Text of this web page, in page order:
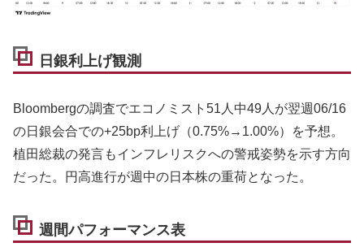
日銀利上げ観測
Bloombergの調査でエコノミスト51人中49人が翌週06/16
の日銀会合での+25bp利上げ（0.75%→1.00%）を予想。
植田総裁の発言もインフレリスクへの警戒姿勢を示す方向
だった。円高進行が週中の日本株の重荷となった。
週間パフォーマンス表